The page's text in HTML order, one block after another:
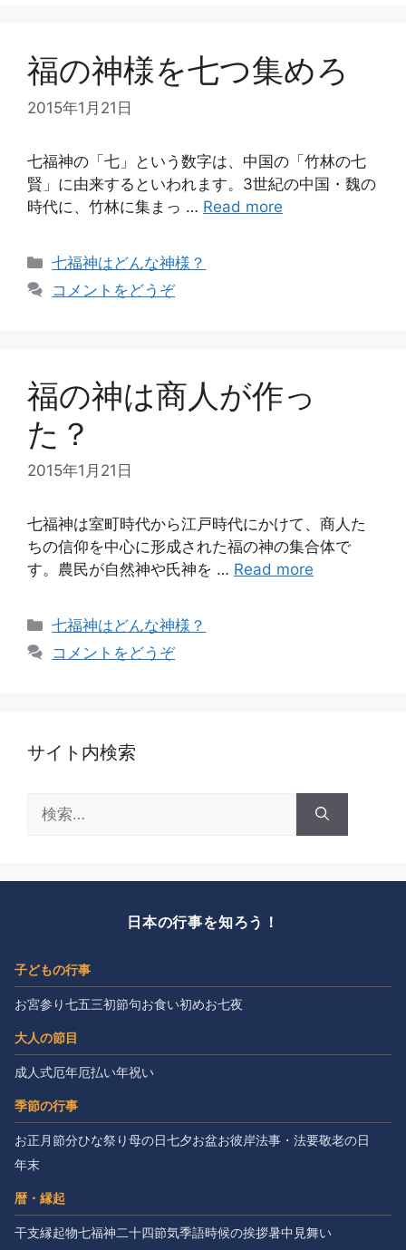
福の神様を七つ集めろ
2015年1月21日
七福神の「七」という数字は、中国の「竹林の七
賢」に由来するといわれます。3世紀の中国・魏の
時代に、竹林に集まっ … Read more
カ
七福神はどんな神様？
コメントをどうぞ
福の神は商人が作っ
た？
2015年1月21日
七福神は室町時代から江戸時代にかけて、商人た
ちの信仰を中心に形成された福の神の集合体で
す。農民が自然神や氏神を … Read more
カ
テ
七福神はどんな神様？
コメントをどうぞ
サイト内検索
索:
日本の行事を知ろう！
子どもの行事
お宮参り七五三初節句お食い初めお七夜
大人の節目
成人式厄年厄払い年祝い
季節の行事
お正月節分ひな祭り母の日七夕お盆お彼岸法事・法要敬老の日
年末
暦・縁起
干支縁起物七福神二十四節気季語時候の挨拶暑中見舞い